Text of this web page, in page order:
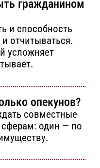
гражданином
и способность
отчитываться.
усложняет
опекунов?
совместные
один — по